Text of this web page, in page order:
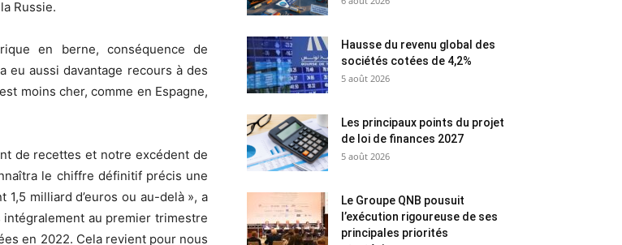
Russie.
en berne, conséquence de
eu aussi davantage recours à des
moins cher, comme en Espagne,
de recettes et notre excédent de
le chiffre définitif précis une
milliard d’euros ou au-delà », a
au premier trimestre
en 2022. Cela revient pour nous
Hausse du revenu global des
sociétés cotées de 4,2%
5 août 2026
Les principaux points du projet
de loi de finances 2027
5 août 2026
Le Groupe QNB pousuit
l’exécution rigoureuse de ses
principales priorités